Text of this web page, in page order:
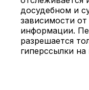
досудебном и
зависимости
информации.
разрешается
гиперссылки